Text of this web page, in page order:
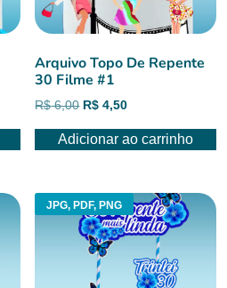
Arquivo Topo De Repente
30 Filme #1
R$6,00 O
original
R$ 4,50O
atual
Adicionar ao carrinho
JPG, PDF, PNG